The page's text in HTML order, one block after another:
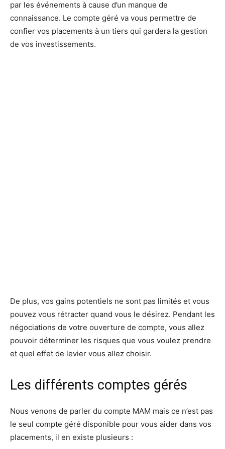
par les événements à cause d’un manque de
connaissance. Le compte géré va vous permettre de
confier vos placements à un tiers qui gardera la gestion
de vos investissements.
De plus, vos gains potentiels ne sont pas limités et vous
pouvez vous rétracter quand vous le désirez. Pendant les
négociations de votre ouverture de compte, vous allez
pouvoir déterminer les risques que vous voulez prendre
et quel effet de levier vous allez choisir.
Les différents comptes gérés
Nous venons de parler du compte MAM mais ce n’est pas
le seul compte géré disponible pour vous aider dans vos
placements, il en existe plusieurs :